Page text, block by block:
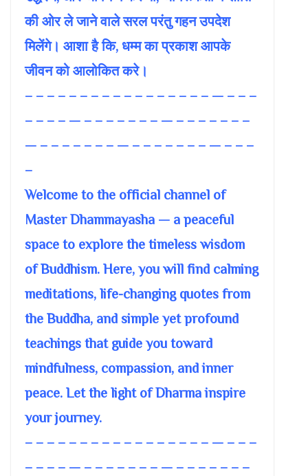
की ओर ले जाने वाले सरल परंतु गहन उपदेश
मिलेंगे। आशा है कि, धम्म का प्रकाश आपके
जीवन को आलोकित करे।
– – – – – – – – – – – – – – – – – — – – –
– – – – — – – – – – – – — – – – – – – –
— – – – – – – – — – – – – – – – — – – –
–
Welcome to the official channel of
Master Dhammayasha — a peaceful
space to explore the timeless wisdom
of Buddhism. Here, you will find calming
meditations, life-changing quotes from
the Buddha, and simple yet profound
teachings that guide you toward
mindfulness, compassion, and inner
peace. Let the light of Dharma inspire
your journey.
– – – – – – – – – – – – – – – – – — – – –
– – – – — – – – – – – – — – – – – – – –